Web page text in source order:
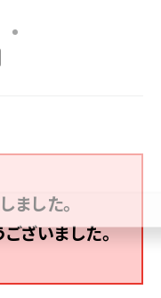
ました。
ざいました。